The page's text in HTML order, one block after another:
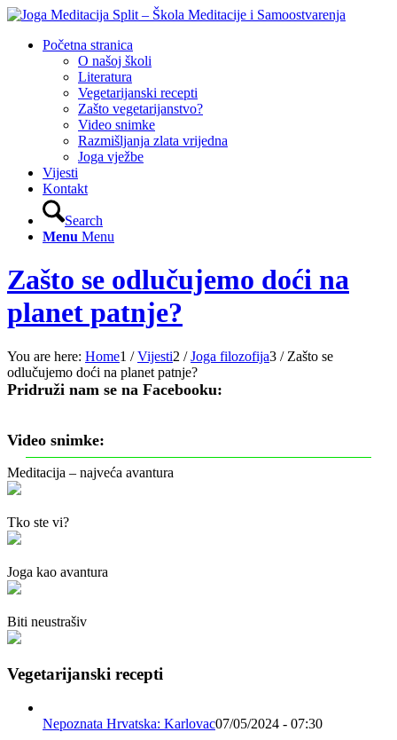
Početna stranica
O našoj školi
Literatura
Vegetarijanski recepti
Zašto vegetarijanstvo?
Video snimke
Razmišljanja zlata vrijedna
Joga vježbe
Vijesti
Kontakt
Search
Menu Menu
Zašto se odlučujemo doći na
planet patnje?
You are here: Home1 / Vijesti2 / Joga filozofija3 / Zašto se
odlučujemo doći na planet patnje?
Pridruži nam se na Facebooku:
Video snimke:
Meditacija – najveća avantura
Tko ste vi?
Joga kao avantura
Biti neustrašiv
Vegetarijanski recepti
Nepoznata Hrvatska: Karlovac07/05/2024 - 07:30